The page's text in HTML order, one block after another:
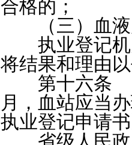
合格的；
（三）血液
执业登记机
将结果和理由
第十六条 《
月，血站应当
执业登记申请